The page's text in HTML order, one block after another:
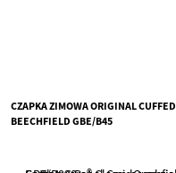
CZAPKA ZIMOWA ORIGINAL CUFFED
BEECHFIELD GBE/B45